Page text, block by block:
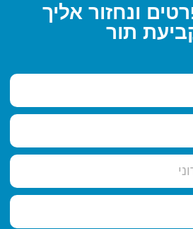
ונחזור אליך
תור